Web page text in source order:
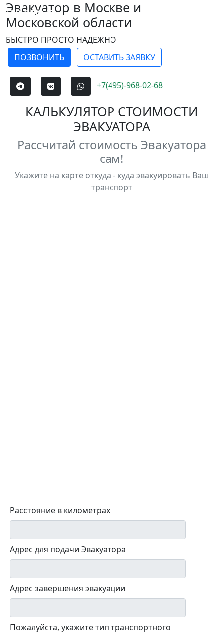
EVACFAST
Эвакуатор в Москве и
Московской области
БЫСТРО ПРОСТО НАДЕЖНО
ПОЗВОНИТЬ
ОСТАВИТЬ ЗАЯВКУ
+7(495)-968-02-68
КАЛЬКУЛЯТОР СТОИМОСТИ
ЭВАКУАТОРА
Рассчитай стоимость Эвакуатора
сам!
Укажите на карте откуда - куда эвакуировать Ваш
транспорт
Расстояние в километрах
Адрес для подачи Эвакуатора
Адрес завершения эвакуации
Пожалуйста, укажите тип транспортного